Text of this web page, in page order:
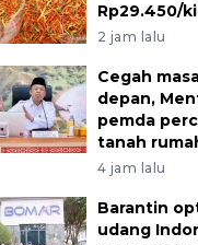
Rp29.450/
2 jam lalu
Cegah
depan,
pemda
tanah
4 jam lalu
Barantin
udang